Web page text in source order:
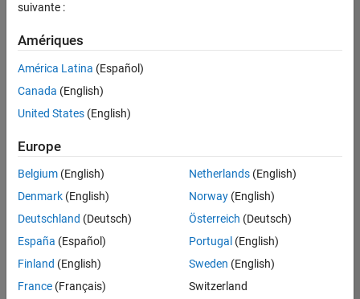
Ventes internes
Actuellement,
aucune
offre
d'emploi
correspondant
à vos
critères
de
recherche.
Vous
pouvez
élargir
votre
suivante :
Amériques
América Latina (Español)
Canada (English)
United States (English)
Europe
Belgium (English)
Denmark (English)
Deutschland (Deutsch)
España (Español)
Finland (English)
France (Français)
Netherlands(English)
Norway(English)
Österreich (Deutsch)
Portugal (English)
Sweden (English)
Switzerland